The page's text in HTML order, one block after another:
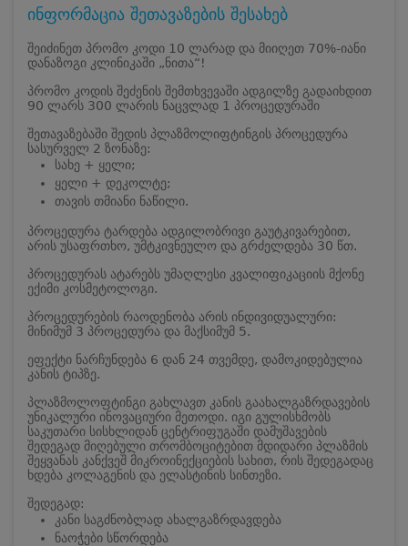
ინფორმაცია შეთავაზების შესახებ
შეიძინეთ პრომო კოდი 10 ლარად და მიიღეთ 70%-იანი
დანაზოგი კლინიკაში „ნითა“!
პრომო კოდის შეძენის შემთხვევაში ადგილზე გადაიხდით
90 ლარს 300 ლარის ნაცვლად 1 პროცედურაში
შეთავაზებაში შედის პლაზმოლიფტინგის პროცედურა
სასურველ 2 ზონაზე:
სახე + ყელი;
ყელი + დეკოლტე;
თავის თმიანი ნაწილი.
პროცედურა ტარდება ადგილობრივი გაუტკივარებით,
არის უსაფრთხო, უმტკივნეულო და გრძელდება 30 წთ.
პროცედურას ატარებს უმაღლესი კვალიფიკაციის მქონე
ექიმი კოსმეტოლოგი.
პროცედურების რაოდენობა არის ინდივიდუალური:
მინიმუმ 3 პროცედურა და მაქსიმუმ 5.
ეფექტი ნარჩუნდება 6 დან 24 თვემდე, დამოკიდებულია
კანის ტიპზე.
პლაზმოლოფტინგი გახლავთ კანის გაახალგაზრდავების
უნიკალური ინოვაციური მეთოდი. იგი გულისხმობს
საკუთარი სისხლიდან ცენტრიფუგაში დამუშავების
შედეგად მიღებული თრომბოციტებით მდიდარი პლაზმის
შეყვანას კანქვეშ მიკროინექციების სახით, რის შედეგადაც
ხდება კოლაგენის და ელასტინის სინთეზი.
შედეგად:
კანი საგძნობლად ახალგაზრდავდება
ნაოჭები სწორდება